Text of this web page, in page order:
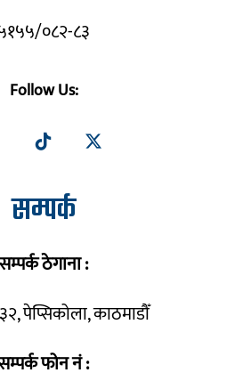
०८२-८३
Follow Us:
सम्पर्क
सम्पर्क ठेगाना :
पेप्सिकोला, काठमाडौँ
फोन नं :